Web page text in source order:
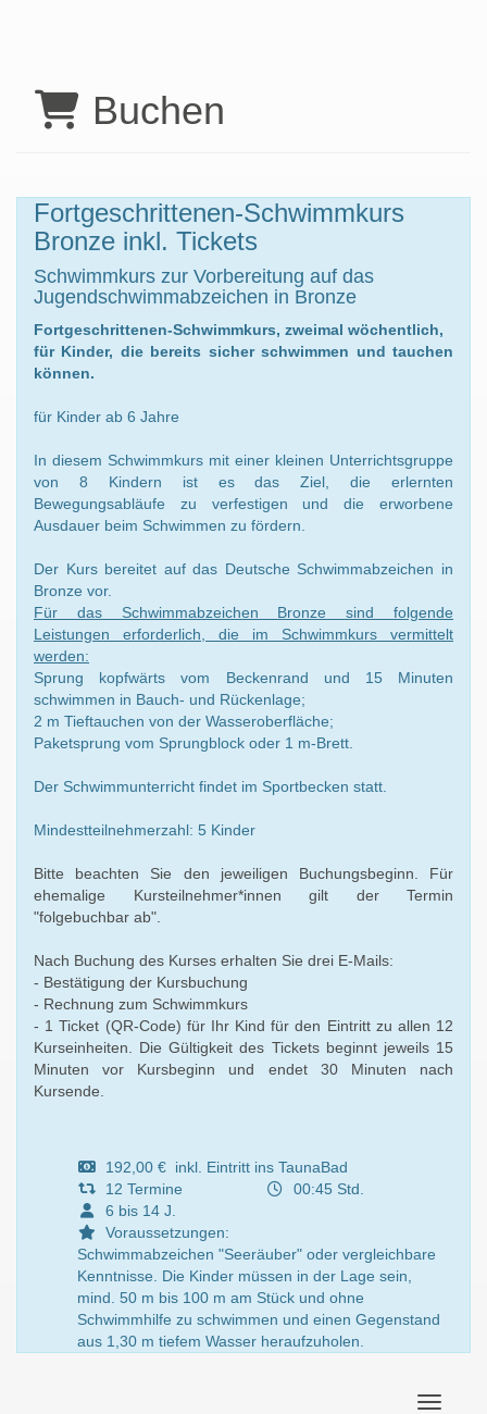
Buchen
Fortgeschrittenen-Schwimmkurs
Bronze inkl. Tickets
Schwimmkurs zur Vorbereitung auf das
Jugendschwimmabzeichen in Bronze
Fortgeschrittenen-Schwimmkurs, zweimal wöchentlich,
für Kinder, die bereits sicher schwimmen und tauchen
können.
für Kinder ab 6 Jahre
In diesem Schwimmkurs mit einer kleinen Unterrichtsgruppe
von 8 Kindern ist es das Ziel, die erlernten
Bewegungsabläufe zu verfestigen und die erworbene
Ausdauer beim Schwimmen zu fördern.
Der Kurs bereitet auf das Deutsche Schwimmabzeichen in
Bronze vor.
Für das Schwimmabzeichen Bronze sind folgende
Leistungen erforderlich, die im Schwimmkurs vermittelt
werden:
Sprung kopfwärts vom Beckenrand und 15 Minuten
schwimmen in Bauch- und Rückenlage;
2 m Tieftauchen von der Wasseroberfläche;
Paketsprung vom Sprungblock oder 1 m-Brett.
Der Schwimmunterricht findet im Sportbecken statt.
Mindestteilnehmerzahl: 5 Kinder
Bitte beachten Sie den jeweiligen Buchungsbeginn. Für
ehemalige Kursteilnehmer*innen gilt der Termin
"folgebuchbar ab".
Nach Buchung des Kurses erhalten Sie drei E-Mails:
- Bestätigung der Kursbuchung
- Rechnung zum Schwimmkurs
- 1 Ticket (QR-Code) für Ihr Kind für den Eintritt zu allen 12
Kurseinheiten. Die Gültigkeit des Tickets beginnt jeweils 15
Minuten vor Kursbeginn und endet 30 Minuten nach
Kursende.
192,00 € inkl. Eintritt ins TaunaBad
12 Termine
00:45 Std.
6 bis 14 J.
Voraussetzungen:
Schwimmabzeichen "Seeräuber" oder vergleichbare
Kenntnisse. Die Kinder müssen in der Lage sein,
mind. 50 m bis 100 m am Stück und ohne
Schwimmhilfe zu schwimmen und einen Gegenstand
aus 1,30 m tiefem Wasser heraufzuholen.